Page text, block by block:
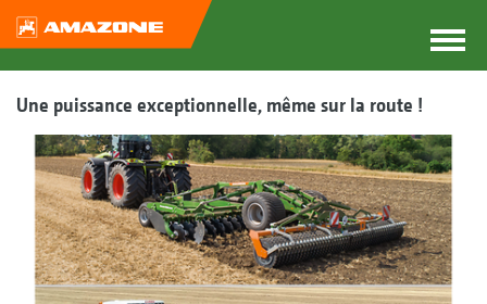
Une puissance exceptionnelle, même sur la route !